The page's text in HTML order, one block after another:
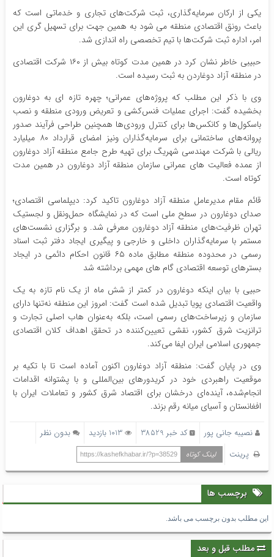
یکی از ارکان سرمایه‌گذاری، ثبت شرکت‌های تجاری و خدماتی است که
باعث رونق اقتصادی منطقه می شود به همین جهت برای تسهیل گری این
امر، اداره ثبت شرکت‌ها با تیم تخصصی راه اندازی شد.
حبیبی خاطر نشان کرد در همین مدت کوتاه بیش از ۱۶۰ شرکت اقتصادی
در منطقه آزاد دوغاردن به ثبت رسیده است.
وی با ذکر این مطلب که پروژه‌های عمرانی؛ چهره تازه ای به دوغارون
بخشیده گفت: اجرای عملیات فنس‌کشی و تعریض ورودی منطقه و نصب
باسکول‌ها و کانکس‌ها برای کنترل ورودی‌ها همچنین طراحی فرآیند صدور
پروانه‌های ساختمانی برای سرمایه‌گذاران ونیز امضای قرارداد ۸۰ میلیارد
ریالی با شرکت مهندسی شهریگ برای تهیه طرح جامع منطقه آزاد دوغارون
از عمده فعالیت های عمرانی سازمان منطقه آزاد دوغارون در همین مدت
کوتاه است.
قائم مقام مدیرعامل منطقه آزاد دوغارون تاکید کرد: دیپلماسی اقتصادی؛
صدای دوغارون در سطح ملی است که در نمایشگاه حمل‌ونقل و لجستیک
تهران ظرفیت‌های منطقه آزاد دوغارون معرفی شد. و برگزاری نشست‌های
مستمر با سرمایه‌گذاران داخلی و خارجی و پیگیری ایجاد دفتر ثبت اسناد
رسمی در محدوده منطقه مطابق ماده ۶۵ قانون احکام دائمی در ایجاد
بسترهای توسعه اقتصادی گام های مهمی برداشته شد
حبیی با بیان اینکه دوغارون در کمتر از شش ماه از یک نام تازه به یک
واقعیت اقتصادی پویا تبدیل شده است گفت: امروز این منطقه نه‌تنها دارای
سازمان و زیرساخت‌های رسمی است، بلکه به‌عنوان هاب اصلی تجارت و
ترانزیت شرق کشور، نقشی تعیین‌کننده در تحقق اهداف کلان اقتصادی
جمهوری اسلامی ایران ایفا می‌کند.
وی در پایان گفت: منطقه آزاد دوغارون اکنون آماده است تا با تکیه بر
موقعیت راهبردی خود در کریدورهای بین‌المللی و با پشتوانه اقدامات
انجام‌شده، آینده‌ای درخشان برای اقتصاد شرق کشور و تعاملات ایران با
افغانستان و آسیای میانه رقم بزند.
نصیبه جانی پور کد خبر 38529 1013 بازدید
بدون نظر
پرینت
لینک کوتاه https://kashefkhabar.ir/?p=38529
برچسب ها
این مطلب بدون برچسب می باشد.
مطلب قبل و بعد